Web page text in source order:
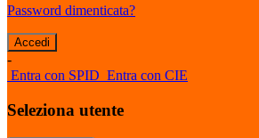
Password dimenticata?
-
Entra con SPID Entra con CIE
Seleziona utente